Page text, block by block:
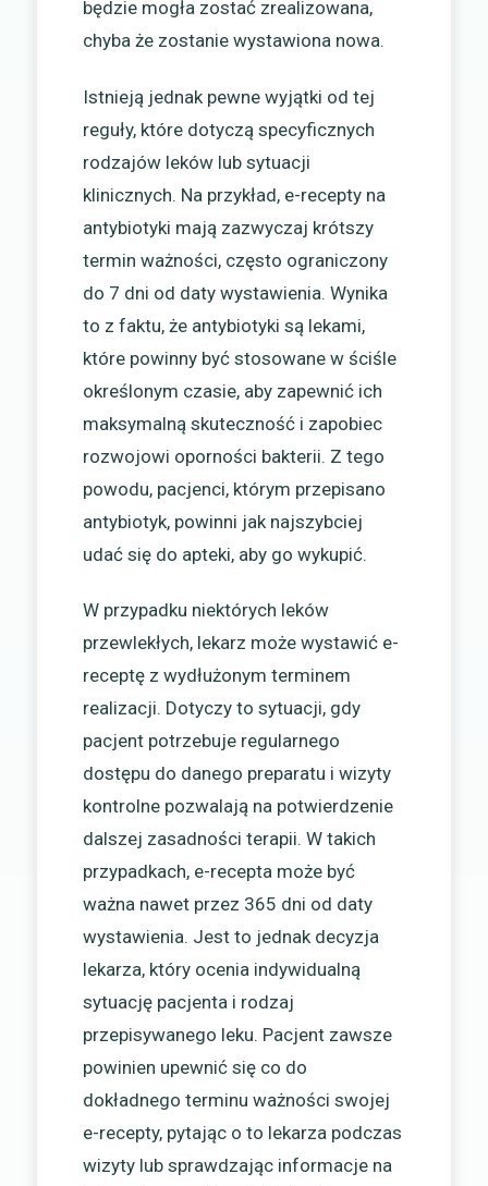
będzie mogła zostać zrealizowana,
chyba że zostanie wystawiona nowa.
Istnieją jednak pewne wyjątki od tej
reguły, które dotyczą specyficznych
rodzajów leków lub sytuacji
klinicznych. Na przykład, e-recepty na
antybiotyki mają zazwyczaj krótszy
termin ważności, często ograniczony
do 7 dni od daty wystawienia. Wynika
to z faktu, że antybiotyki są lekami,
które powinny być stosowane w ściśle
określonym czasie, aby zapewnić ich
maksymalną skuteczność i zapobiec
rozwojowi oporności bakterii. Z tego
powodu, pacjenci, którym przepisano
antybiotyk, powinni jak najszybciej
udać się do apteki, aby go wykupić.
W przypadku niektórych leków
przewlekłych, lekarz może wystawić e-
receptę z wydłużonym terminem
realizacji. Dotyczy to sytuacji, gdy
pacjent potrzebuje regularnego
dostępu do danego preparatu i wizyty
kontrolne pozwalają na potwierdzenie
dalszej zasadności terapii. W takich
przypadkach, e-recepta może być
ważna nawet przez 365 dni od daty
wystawienia. Jest to jednak decyzja
lekarza, który ocenia indywidualną
sytuację pacjenta i rodzaj
przepisywanego leku. Pacjent zawsze
powinien upewnić się co do
dokładnego terminu ważności swojej
e-recepty, pytając o to lekarza podczas
wizyty lub sprawdzając informacje na